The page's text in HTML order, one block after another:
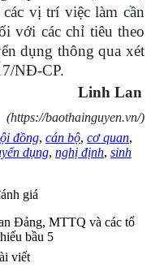
vị trí việc làm cần
với các chỉ tiêu theo
dụng thông qua xét
NĐ-CP.
Linh Lan
(https://baothainguyen.vn/)
đồng, cán bộ, cơ quan,
dụng, nghị định, sinh
giá
Đảng, MTTQ và các tổ
bầu 5
viết